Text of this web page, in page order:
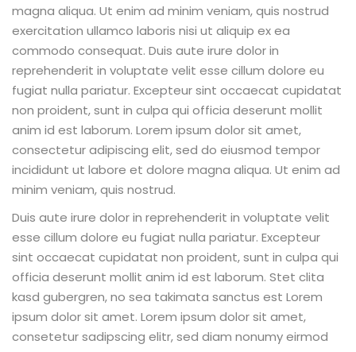
magna aliqua. Ut enim ad minim veniam, quis nostrud
exercitation ullamco laboris nisi ut aliquip ex ea
commodo consequat. Duis aute irure dolor in
reprehenderit in voluptate velit esse cillum dolore eu
fugiat nulla pariatur. Excepteur sint occaecat cupidatat
non proident, sunt in culpa qui officia deserunt mollit
anim id est laborum. Lorem ipsum dolor sit amet,
consectetur adipiscing elit, sed do eiusmod tempor
incididunt ut labore et dolore magna aliqua. Ut enim ad
minim veniam, quis nostrud.
Duis aute irure dolor in reprehenderit in voluptate velit
esse cillum dolore eu fugiat nulla pariatur. Excepteur
sint occaecat cupidatat non proident, sunt in culpa qui
officia deserunt mollit anim id est laborum. Stet clita
kasd gubergren, no sea takimata sanctus est Lorem
ipsum dolor sit amet. Lorem ipsum dolor sit amet,
consetetur sadipscing elitr, sed diam nonumy eirmod